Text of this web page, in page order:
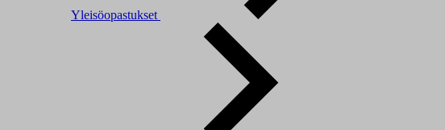
Yleisöopastukset